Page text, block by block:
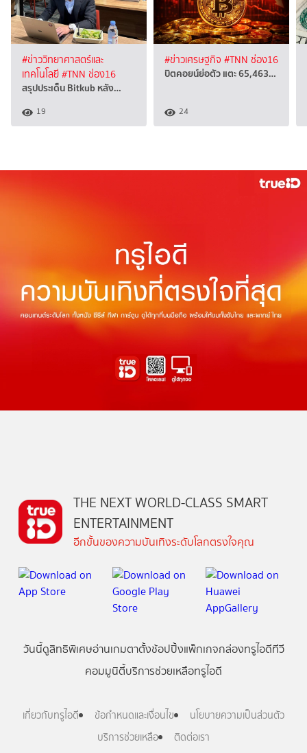
#ข่าววิทยาศาสตร์และ
เทคโนโลยี#TNN ช่อง16
สรุปประเด็น Bitkub หลัง…
19
#ข่าวเศรษฐกิจ #TNN ช่อง16
บิตคอยน์ย่อตัว แตะ 65,463…
24
THE NEXT WORLD-CLASS SMART
ENTERTAINMENT
อีกขั้นของความบันเทิงระดับโลกตรงใจคุณ
วันนี้ดูสิทธิพิเศษอ่านเกมตาตั้งช้อปปิ้งแพ็กเกจกล่องทรูไอดีทีวี
คอมมูนิตี้บริการช่วยเหลือทรูไอดี
เกี่ยวกับทรูไอดี ข้อกำหนดและเงื่อนไข
นโยบายความเป็นส่วนตัว
บริการช่วยเหลือ
ติดต่อเรา